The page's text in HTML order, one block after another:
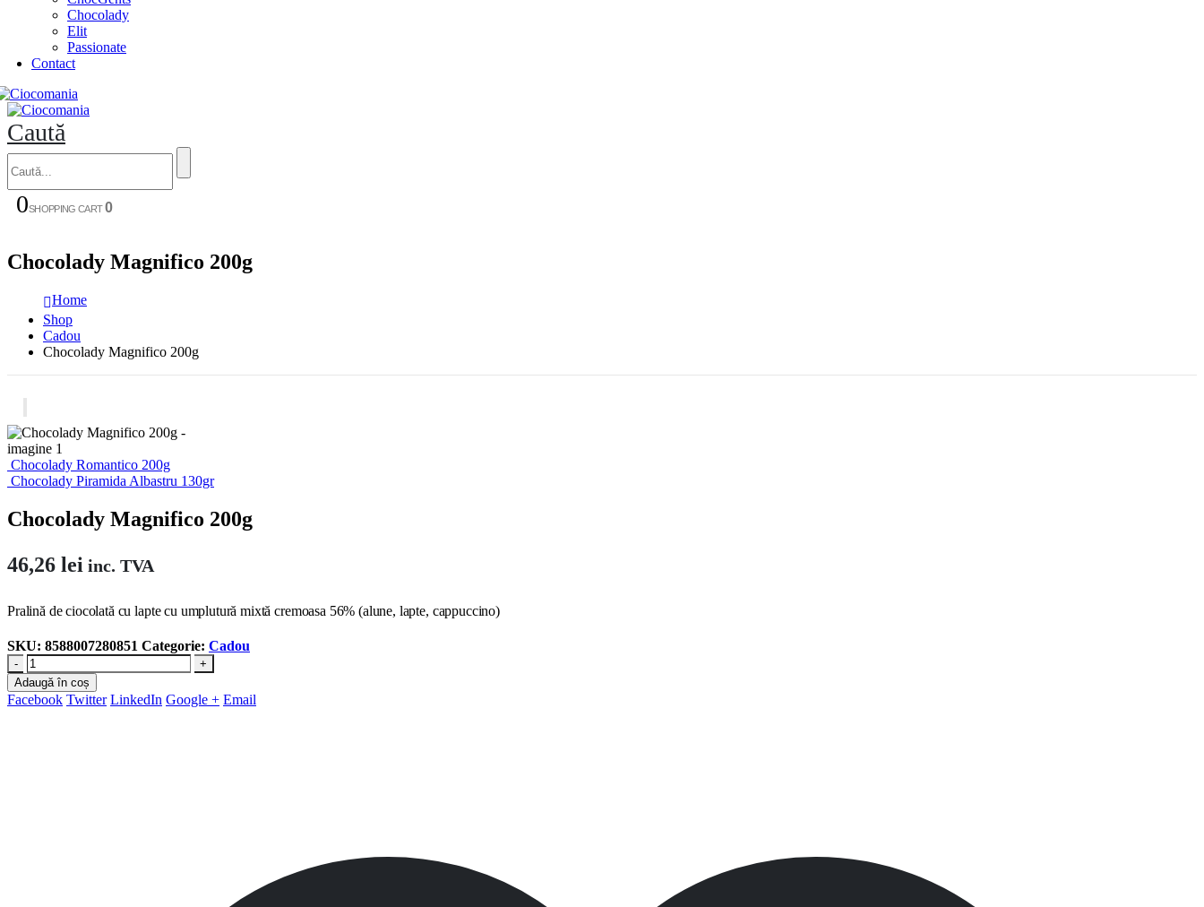
Chocolady
Elit
Passionate
Contact
Caută
0SHOPPING CART0
Chocolady Magnifico 200g
Home
Shop
Cadou
Chocolady Magnifico 200g
Chocolady Romantico 200g
Chocolady Piramida Albastru 130gr
Chocolady Magnifico 200g
46,26 lei inc. TVA
Pralină de ciocolată cu lapte cu umplutură mixtă cremoasa 56% (alune, lapte, cappuccino)
SKU: 8588007280851 Categorie: Cadou
-
+
Adaugă în coș
Facebook Twitter LinkedIn Google + Email